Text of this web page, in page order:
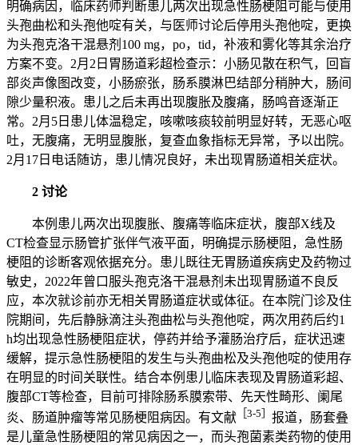
明确病因，临床药师判断患儿两次出现急性肠梗阻可能与使用
头孢曲松和头孢他啶有关，与医师讨论后停用头孢他啶，更换
为头孢克洛干混悬剂100 mg，po，tid，补液和雾化等其余治疗
方案不变。2月2日胃肠道彩超检查示：小肠见散在积气，回盲
部炎声像图改变，小肠瘀张，肠系膜淋巴结部分稍肿大，肠间
隙少量积液。患儿之后未再出现腹胀及腹痛，肠鸣音逐渐正
常。2月5日患儿体温稳定，咳嗽咳痰较前明显好转，无恶心呕
吐，无腹痛，无明显腹胀，复查血象指标无异常，予以出院。
2月17日电话随访，患儿情况良好，未出现胃肠道相关症状。
2 讨论
本例患儿两次出现腹胀、腹痛等临床症状，腹部X线及
CT检查显示肠管扩张伴气液平面，明确提示肠梗阻，急性肠
梗阻的诊断客观依据充分。患儿既往无胃肠道疾病史及药物过
敏史，2022年曾口服头孢克洛干混悬剂未出现胃肠道不良反
应，本次就诊前亦无相关胃肠道症状或体征。在本院门诊及住
院期间，先后静脉滴注头孢曲松与头孢他啶，两次用药后约1
h均出现急性肠梗阻症状，停药并给予灌肠治疗后，症状迅速
缓解，提示急性肠梗阻的发生与头孢曲松及头孢他啶的使用存
在明显的时间关联性。结合本例患儿临床表现及胃肠道彩超、
腹部CT等检查，目前可排除肠系膜索带、先天性畸形、阑尾
炎、肠道肿瘤等常见肠梗阻病因。有文献 ［3-5］ 报道，肠套叠
是儿童急性肠梗阻的常见病因之一，而头孢菌素类药物的使用